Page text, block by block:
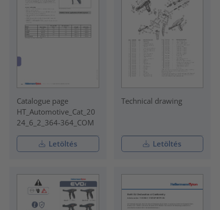
Catalogue page
HT_Automotive_Cat_20
24_6_2_364-364_COM
Letöltés
Technical drawing
Letöltés